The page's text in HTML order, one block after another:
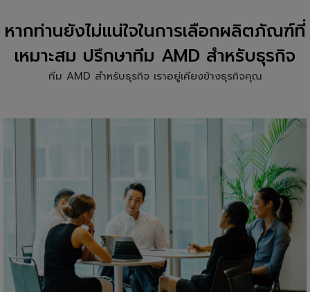
หากท่านยังไม่แน่ใจในการเลือกผลิตภัณฑ์ที่
เหมาะสม ปรึกษาทีม AMD สำหรับธุรกิจ
ทีม AMD สำหรับธุรกิจ เราอยู่เคียงข้างธุรกิจคุณ